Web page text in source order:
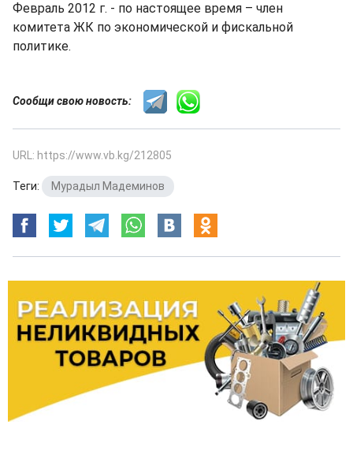
Февраль 2012 г. - по настоящее время – член
комитета ЖК по экономической и фискальной
политике.
Сообщи свою новость:
URL: https://www.vb.kg/212805
Теги: Мурадыл Мадеминов